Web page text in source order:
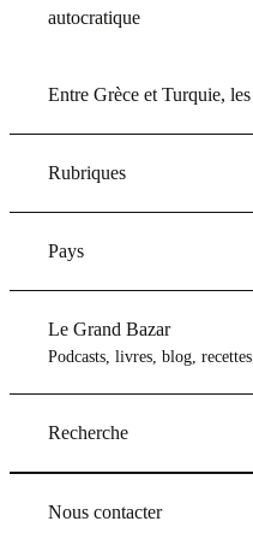
autocratique
Entre Grèce et Turquie,
Rubriques
Pays
Le Grand Bazar
Podcasts, livres, blog,
Recherche
Nous contacter